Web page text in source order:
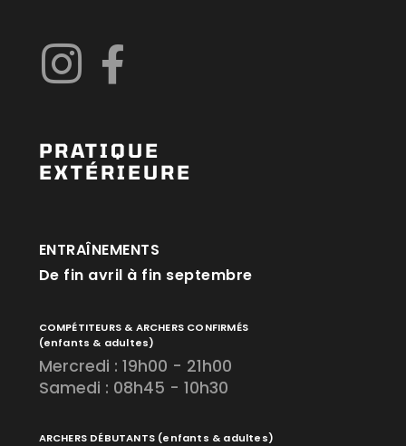
PRATIQUE
EXTÉRIEURE
ENTRAÎNEMENTS
De fin avril à fin septembre
COMPÉTITEURS & ARCHERS CONFIRMÉS
(enfants & adultes)
Mercredi : 19h00 - 21h00
Samedi : 08h45 - 10h30
ARCHERS DÉBUTANTS (enfants & adultes)